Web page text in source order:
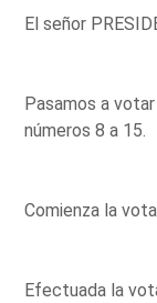
El señor
Pasamos a
números 8 a 15.
Comienza la
Efectuada la